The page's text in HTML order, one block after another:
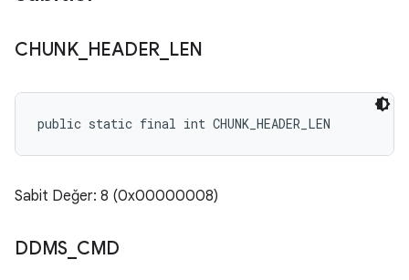
CHUNK_ HEADER LEN
public static final int CHUNK_HEADER_LEN
Sabit Değer: 8 (0x00000008)
DDMS CMD